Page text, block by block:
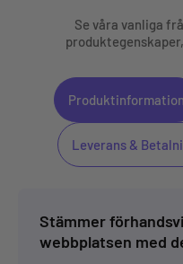
Se våra vanliga
Produktinformation
Leverans &
Stämmer
webbplatsen med